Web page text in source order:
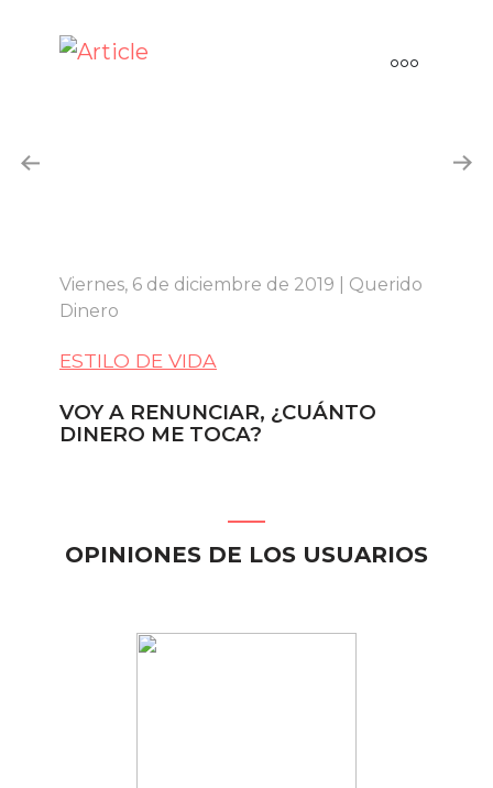
Viernes, 6 de diciembre de 2019 | Querido
Dinero
ESTILO DE VIDA
VOY A RENUNCIAR, ¿CUÁNTO
DINERO ME TOCA?
OPINIONES DE LOS USUARIOS